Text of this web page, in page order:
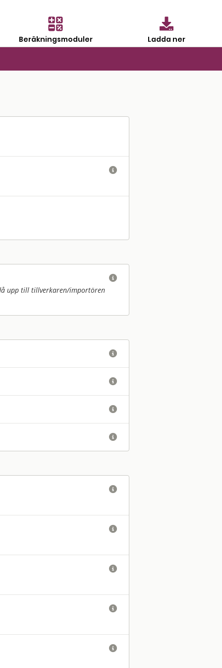
Beräkningsmoduler Ladda ner

upp till tillverkaren/importören









